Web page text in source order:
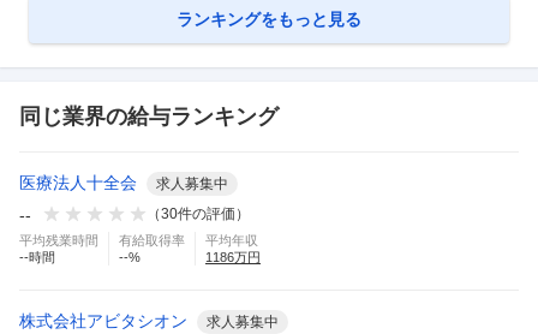
ランキングをもっと見る
同じ業界の給与ランキング
医療法人十全会 求人募集中
-- （30件の評価）
平均残業時間
--時間
有給取得率
--%
平均年収
1186万円
株式会社アビタシオン 求人募集中